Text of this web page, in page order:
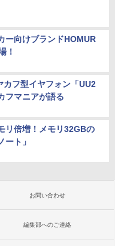
ー向けブランドHOMUR
！
カフ型イヤフォン「UU2
フマニアが語る
リ倍増！メモリ32GBの
ート」
お問い合わせ
編集部へのご連絡